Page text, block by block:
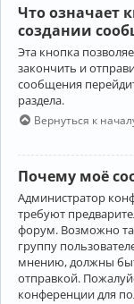
Что означает
создании
Эта кнопка
закончить и
сообщения
раздела.
Вернуться к
Почему моё
Администратор
требуют
форум. Возможно
группу
мнению, должны
отправкой.
конференции для